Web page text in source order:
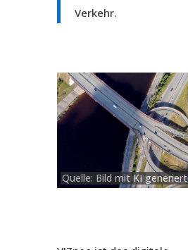
Verkehr.
Quelle: Bild mit KI generiert